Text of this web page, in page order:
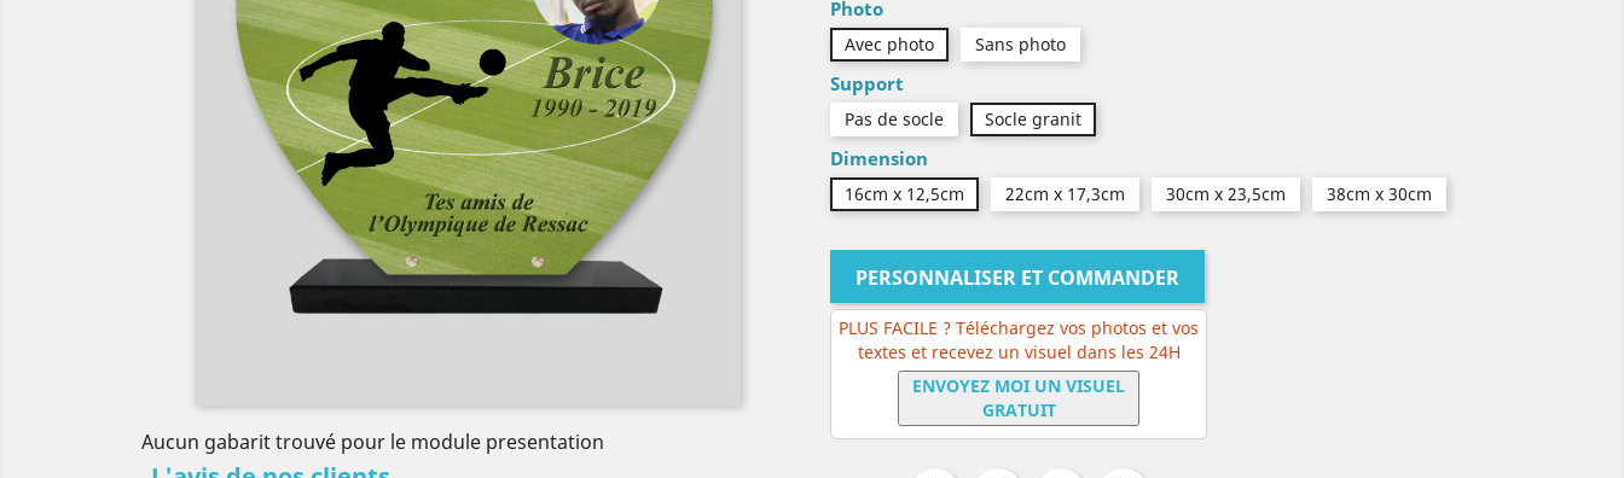
Aucun gabarit trouvé pour le module presentation
Photo
Avec photo Sans photo
Support
Pas de socle Socle granit
Dimension
16cm x 12,5cm 22cm x 17,3cm 30cm x 23,5cm 38cm x 30cm
PERSONNALISER ET COMMANDER
PLUS FACILE ? Téléchargez vos photos et vos
textes et recevez un visuel dans les 24H
ENVOYEZ MOI UN VISUEL
GRATUIT